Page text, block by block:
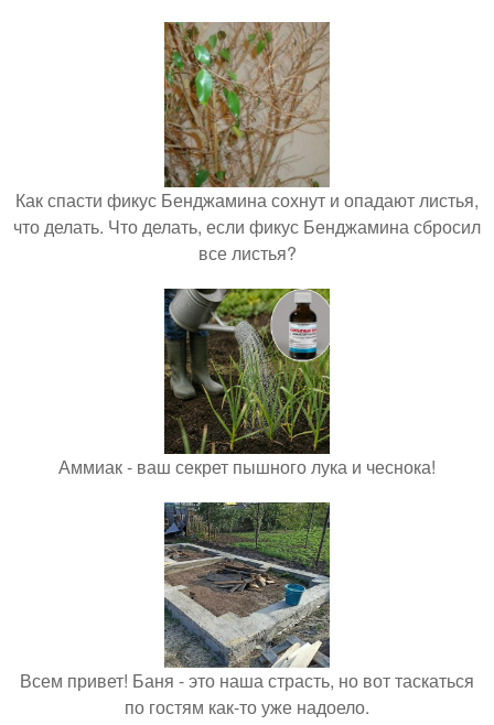
Как спасти фикус Бенджамина сохнут и опадают листья,
что делать. Что делать, если фикус Бенджамина сбросил
все листья?
Аммиак - ваш секрет пышного лука и чеснока!
Всем привет! Баня - это наша страсть, но вот таскаться
по гостям как-то уже надоело.